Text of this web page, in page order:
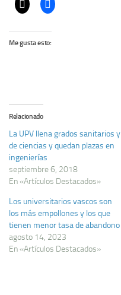
Me gusta esto:
Relacionado
La UPV llena grados sanitarios y
de ciencias y quedan plazas en
ingenierías
septiembre 6, 2018
En «Artículos Destacados»
Los universitarios vascos son
los más empollones y los que
tienen menor tasa de abandono
agosto 14, 2023
En «Artículos Destacados»